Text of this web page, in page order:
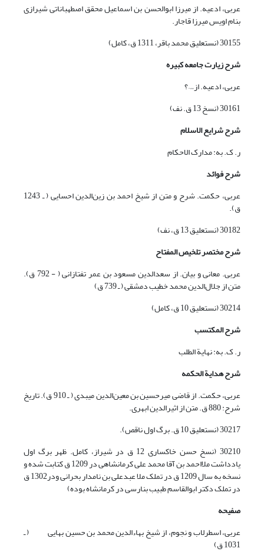
عربی، ادعیه. از میرزا ابوالحسن بن اسماعیل محقق اصطهباناتی شیرازی
بنام اویس‌ میرزا قاجار.
30155 (نستعلیق محمد باقر، 1311 ق، کامل)
شرح زیارت جامعه کبیره
عربی، ادعیه. از…؟
30161 (نسخ 13 ق. نف)
شرح شرایع الاسلام
ر. ک. به: مدارک الاحکام
شرح فوائد
عربی، حکمت. شرح و متن از شیخ احمد بن زین‌الدین احسایی ( ـ 1243
ق).
30182 (نستعلیق 13 ق، نف)
شرح مختصر تلخیص المفتاح
عربی. معانی و بیان. از سعدالدین مسعود بن عمر تفتازانی ( - 792 ق).
متن از جلال‌الدین محمد خطیب دمشقی ( ـ 739 ق)
30214 (نستعلیق 10 ق، کامل)
شرح المکتسب
ر. ک. به: نهایة الطلب
شرح هدایةالحکمه
عربی، حکمت. از قاضی میرحسین بن معین‌الدین میبدی ( ـ 910 ق). تاریخ
شرح: 880 ق. متن از اثیرالدین ابهری.
30217 (نستعلیق 10 ق. برگ اول ناقص).
30210 (نسخ حسن خاکساری 12 ق در شیراز، کامل. ظهر برگ اول
یادداشت ملااحمد بن آقا محمد علی کرمانشاهی در 1209 ق کتابت شده و
نسخه به سال 1209 ق در تملک ملا عبدعلی بن نامدار بحرانی ودر1302 ق
در تملک دکتر ابوالقاسم طبیب بنارسی در کرمانشاه بوده)
صفیحه
عربی، اسطرلاب و نجوم، از شیخ بهاءالدین محمد بن حسین بهایی ( ـ
1031 ق)